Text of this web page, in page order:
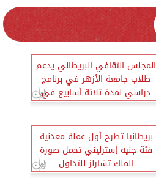
المجلس الثقافي البريطاني يدعم
طلاب جامعة الأزهر في برنامج
دراسي لمدة ثلاثة أسابيع في
بريطانيا
بريطانيا تطرح أول عملة معدنية
فئة جنيه إسترليني تحمل صورة
الملك تشارلز للتداول